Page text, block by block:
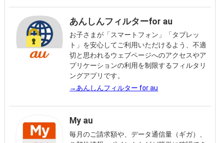
あんしんフィルターfor au
お子さまが「スマートフォン」「タブレッ
ト」を安心してご利用いただけるよう、不適
切と思われるウェブページへのアクセスやア
プリケーションの利用を制限するフィルタリ
ングアプリです。
→あんしんフィルター for au
My au
毎月のご請求額や、データ通信量（ギガ）、